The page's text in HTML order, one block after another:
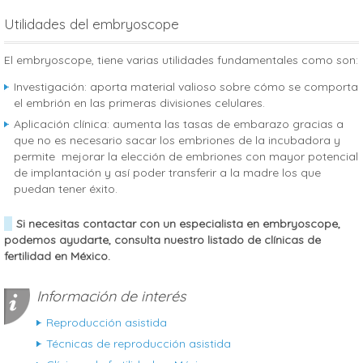
Utilidades del embryoscope
El embryoscope, tiene varias utilidades fundamentales como son:
Investigación: aporta material valioso sobre cómo se comporta
el embrión en las primeras divisiones celulares.
Aplicación clínica: aumenta las tasas de embarazo gracias a
que no es necesario sacar los embriones de la incubadora y
permite mejorar la elección de embriones con mayor potencial
de implantación y así poder transferir a la madre los que
puedan tener éxito.
Si necesitas contactar con un especialista en embryoscope,
podemos ayudarte, consulta nuestro listado de clínicas de
fertilidad en México.
Información de interés
Reproducción asistida
Técnicas de reproducción asistida